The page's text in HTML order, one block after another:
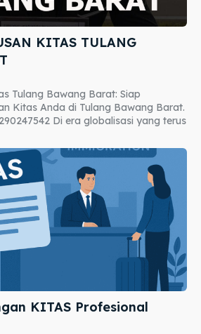
KITAS TULANG
Tulang Bawang Barat: Siap
Kitas Anda di Tulang Bawang Barat.
Di era globalisasi yang terus
KITAS Profesional